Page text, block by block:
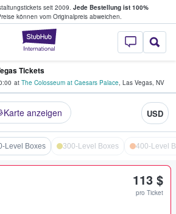
seit 2009. Jede Bestellung ist 100%
können vom Originalpreis abweichen.
StubHub - Wo
& verkaufen
Tickets
at The Colosseum at Caesars Palace, Las Vegas, NV
Karte anzeigen USD
Level Boxes 300-Level Boxes 400-Level
113 $
pro Ticket